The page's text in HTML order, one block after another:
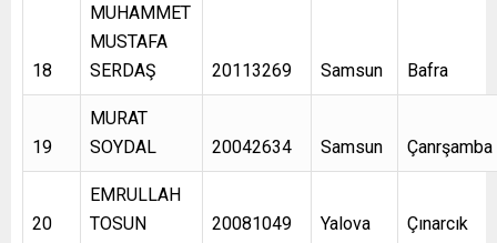
18
MUHAMMET
MUSTAFA
SERDAŞ
20113269 Samsun Bafra
19
MURAT
SOYDAL
20042634 Samsun Çanrşamba
20
EMRULLAH
TOSUN
20081049 Yalova Çınarcık